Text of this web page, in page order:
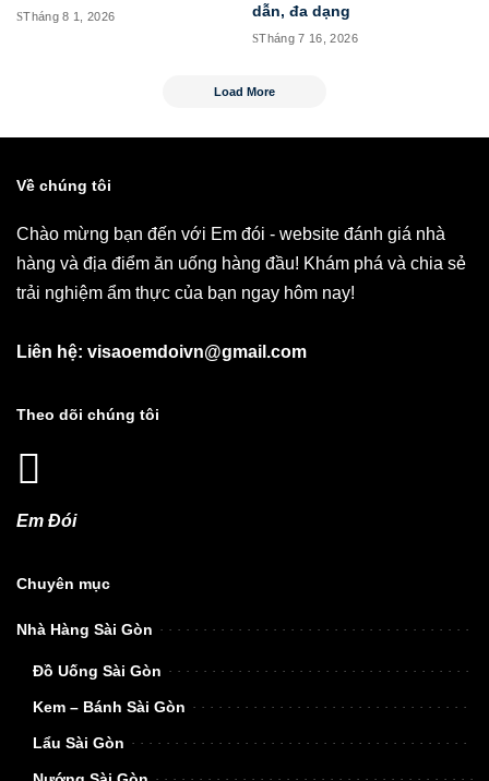
Tháng 8 1, 2026
dẫn, đa dạng
Tháng 7 16, 2026
Load More
Về chúng tôi
Chào mừng bạn đến với Em đói - website đánh giá nhà
hàng và địa điểm ăn uống hàng đầu! Khám phá và chia sẻ
trải nghiệm ẩm thực của bạn ngay hôm nay!
Liên hệ: visaoemdoivn@gmail.com
Theo dõi chúng tôi
Em Đói
Chuyên mục
Nhà Hàng Sài Gòn
Đồ Uống Sài Gòn
Kem – Bánh Sài Gòn
Lẩu Sài Gòn